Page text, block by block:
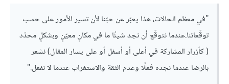
"في معظم الحالات، هذا يعبّر عن حبّنا لأن تسير الأمور على حسب
توقّعاتنا.عندما نتوقّع أن نجد شيئًا ما في مكانٍ معيّنٍ وبشكلٍ محدّد
( كأزرار المشاركة في أعلى أو أسفل أو على يسار المقال) نشعر
بالرضا عندما نجده فعلًا وعدم الثقة والاستغراب عندما لا نفعل."